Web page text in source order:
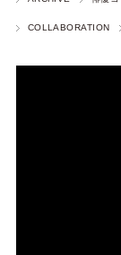
COLLABORATION